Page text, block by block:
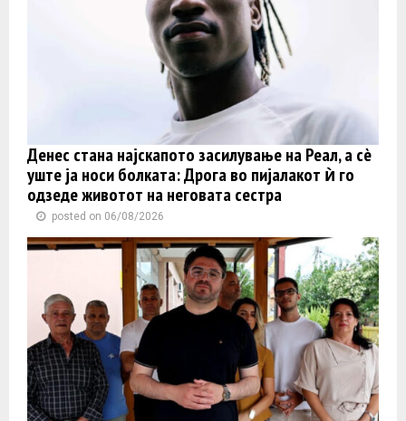
Денес стана најскапото засилување на Реал, а сè
уште ја носи болката: Дрога во пијалакот ѝ го
одзеде животот на неговата сестра
posted on 06/08/2026